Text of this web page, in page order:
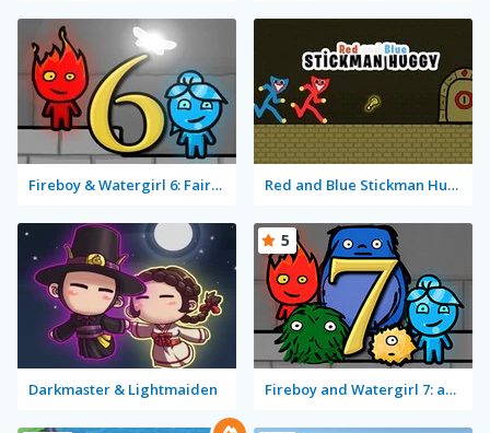
Fireboy & Watergirl 6: Fairy Tales Red and Blue Stickman Huggy
Darkmaster & Lightmaiden Fireboy and Watergirl 7: and Friends
5